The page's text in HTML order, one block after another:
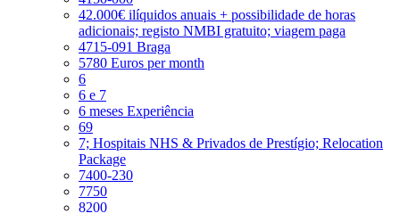
42.000€ ilíquidos anuais + possibilidade de horas
adicionais; registo NMBI gratuito; viagem paga
4715-091 Braga
5780 Euros per month
6
6 e 7
6 meses Experiência
69
7; Hospitais NHS & Privados de Prestígio; Relocation
Package
7400-230
7750
8200